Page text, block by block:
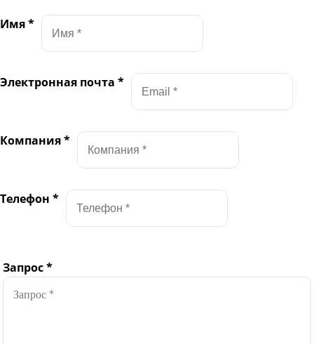
Имя*
Электронная почта *
Компания*
Телефон *
Запрос*